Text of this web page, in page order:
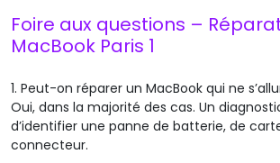
Foire aux questions –
MacBook Paris 1
1. Peut-on réparer un MacBook qui ne
Oui, dans la majorité des cas. Un
d’identifier une panne de batterie, de
connecteur.